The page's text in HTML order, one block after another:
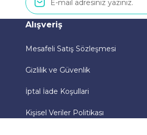
Alışveriş
Mesafeli Satış Sözleşmesi
Gizlilik ve Güvenlik
İptal İade Koşullari
Kişisel Veriler Politikası